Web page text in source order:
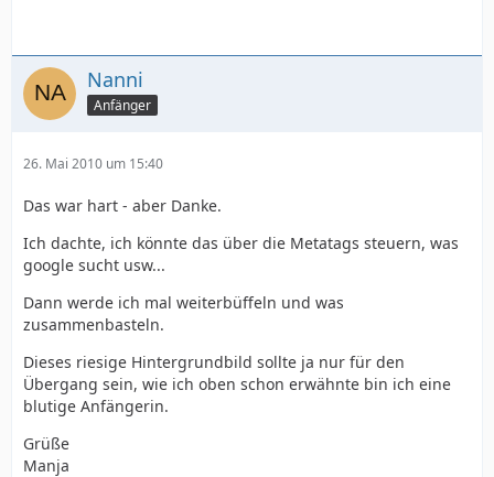
Nanni
Anfänger
26. Mai 2010 um 15:40
Das war hart - aber Danke.
Ich dachte, ich könnte das über die Metatags steuern, was
google sucht usw...
Dann werde ich mal weiterbüffeln und was
zusammenbasteln.
Dieses riesige Hintergrundbild sollte ja nur für den
Übergang sein, wie ich oben schon erwähnte bin ich eine
blutige Anfängerin.
Grüße
Manja